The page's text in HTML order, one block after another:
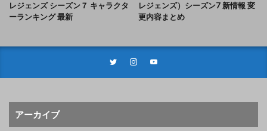
レジェンズ シーズン７ キャラクタ
ーランキング 最新
レジェンズ）シーズン7 新情報 変
更内容まとめ
アーカイブ